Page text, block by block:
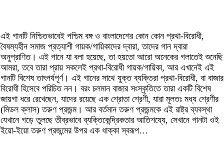
এই গানটি নিশ্চিতভাবেই পশ্চিম বঙ্গ ও বাংলাদেশের কোন কোন প্রথা-বিরোধী,
বৈষম্যহীন সমাজ প্রত্যাশী গায়ক/গায়িকাদের দ্বারা, তাদের গান দ্বারা
অনুপ্রাণিত। এই গানে যা বলা হয়েছে, তা হয়তো আরো অনেকের গলাতেই শুনেছি
আমরা, তবে তারা প্রায় সকলেই প্রথা-বিরোধী গায়ক/গায়িকা, আর এখানেই এই
গানটি বিশেষ তাৎপর্যপূর্ণ। এই গানের সাথে যুক্ত ব্যক্তিরা প্রথা-বিরোধী, বা বাজার
বিরোধী হিসেবে পরিচিত নন। বরং চলমান বাজার সংস্কৃতিতে তারা একটি বিশেষ
জায়গা ধরে রেখেছেন, যাদের রয়েছে এক শ্রোতা শ্রেণী, যারা মূলতঃ মধ্য শ্রেণীর
(মিডল ক্লাস) তরুণ প্রজন্ম। আর বর্তমান তরুণ প্রজন্মকে এই রাষ্ট্র ব্যবস্থা
যেখানে গড়ে তুলছে তীব্রভাবে ব্যক্তিকেন্দ্রিকতার আতিশয্যে, সেখানে গানটা ওই
ইয়ো-ইয়ো তরুণ প্রজন্মের উপর এক ধাক্কা স্বরূপ…